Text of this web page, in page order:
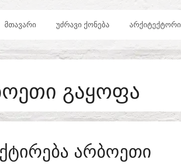
ᲛᲗᲐᲕᲐᲠᲘ ᲣᲫᲠᲐᲕᲘ ᲥᲝᲜᲔᲑᲐ ᲐᲠᲥᲘᲢᲔᲥᲢᲝᲠᲘ
ᲒᲐᲧᲝᲤᲐ
ᲐᲠᲑᲝᲔᲗᲘ